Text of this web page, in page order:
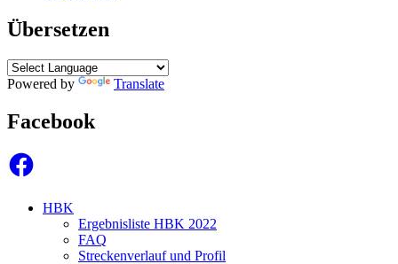
Übersetzen
Powered by Translate
Facebook
Facebook
HBK
Ergebnisliste HBK 2022
FAQ
Streckenverlauf und Profil